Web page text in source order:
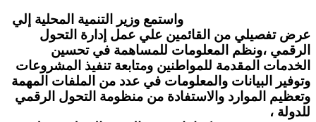
واستمع وزير التنمية المحلية إلي
عرض تفصيلي من القائمين علي عمل إدارة التحول
الرقمي ،ونظم المعلومات للمساهمة في تحسين
الخدمات المقدمة للمواطنين ومتابعة تنفيذ المشروعات
وتوفير البيانات والمعلومات في عدد من الملفات المهمة
وتعظيم الموارد والاستفادة من منظومة التحول الرقمي
للدولة ،